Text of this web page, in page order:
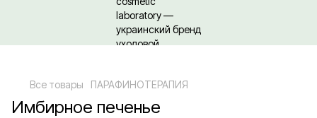
Все товары ПАРАФИНОТЕРАПИЯ
Имбирное печенье